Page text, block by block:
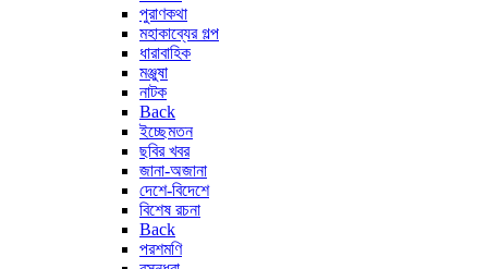
পুরাণকথা
মহাকাব্যের গল্প
ধারাবাহিক
মঞ্জুষা
নাটক
Back
ইচ্ছেমতন
ছবির খবর
জানা-অজানা
দেশে-বিদেশে
বিশেষ রচনা
Back
পরশমণি